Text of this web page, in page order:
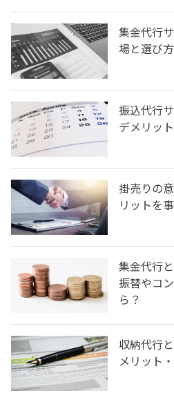
集金代行
場と選び
振込代行
デメリッ
掛売りの
リットを
集金代行
振替やコ
ら？
収納代行
メリット